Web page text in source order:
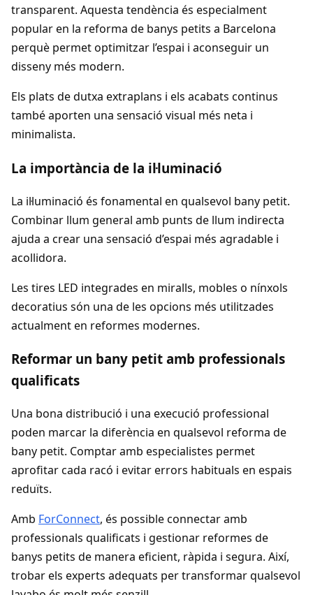
transparent. Aquesta tendència és especialment
popular en la reforma de banys petits a Barcelona
perquè permet optimitzar l’espai i aconseguir un
disseny més modern.
Els plats de dutxa extraplans i els acabats continus
també aporten una sensació visual més neta i
minimalista.
La importància de la il·luminació
La il·luminació és fonamental en qualsevol bany petit.
Combinar llum general amb punts de llum indirecta
ajuda a crear una sensació d’espai més agradable i
acollidora.
Les tires LED integrades en miralls, mobles o nínxols
decoratius són una de les opcions més utilitzades
actualment en reformes modernes.
Reformar un bany petit amb professionals
qualificats
Una bona distribució i una execució professional
poden marcar la diferència en qualsevol reforma de
bany petit. Comptar amb especialistes permet
aprofitar cada racó i evitar errors habituals en espais
reduïts.
Amb ForConnect, és possible connectar amb
professionals qualificats i gestionar reformes de
banys petits de manera eficient, ràpida i segura. Així,
trobar els experts adequats per transformar qualsevol